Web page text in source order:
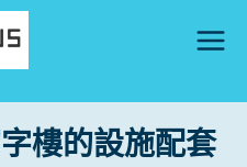
樓的設施配套